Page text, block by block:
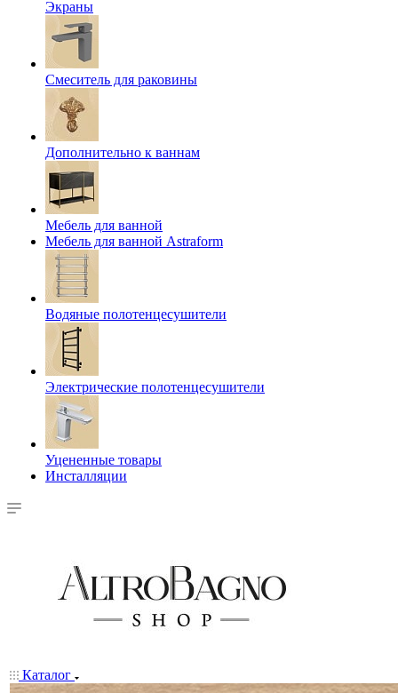
Экраны
Смеситель для раковины
Дополнительно к ваннам
Мебель для ванной
Мебель для ванной Astraform
Водяные полотенцесушители
Электрические полотенцесушители
Уцененные товары
Инсталляции
Каталог